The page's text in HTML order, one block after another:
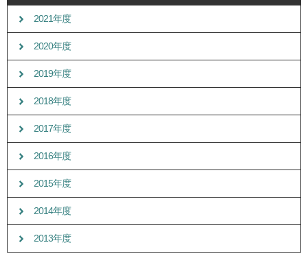
2021年度
2020年度
2019年度
2018年度
2017年度
2016年度
2015年度
2014年度
2013年度